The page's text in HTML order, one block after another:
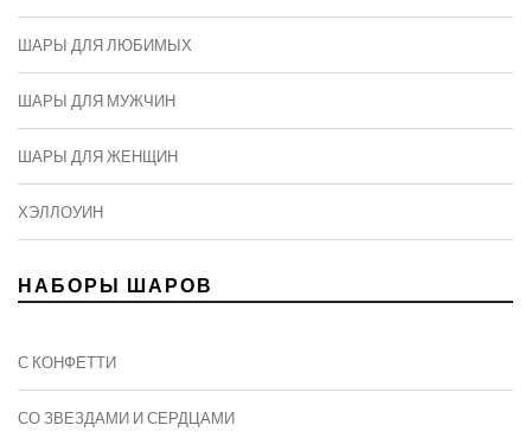
ШАРЫ ДЛЯ ЛЮБИМЫХ
ШАРЫ ДЛЯ МУЖЧИН
ШАРЫ ДЛЯ ЖЕНЩИН
ХЭЛЛОУИН
НАБОРЫ ШАРОВ
С КОНФЕТТИ
СО ЗВЕЗДАМИ И СЕРДЦАМИ